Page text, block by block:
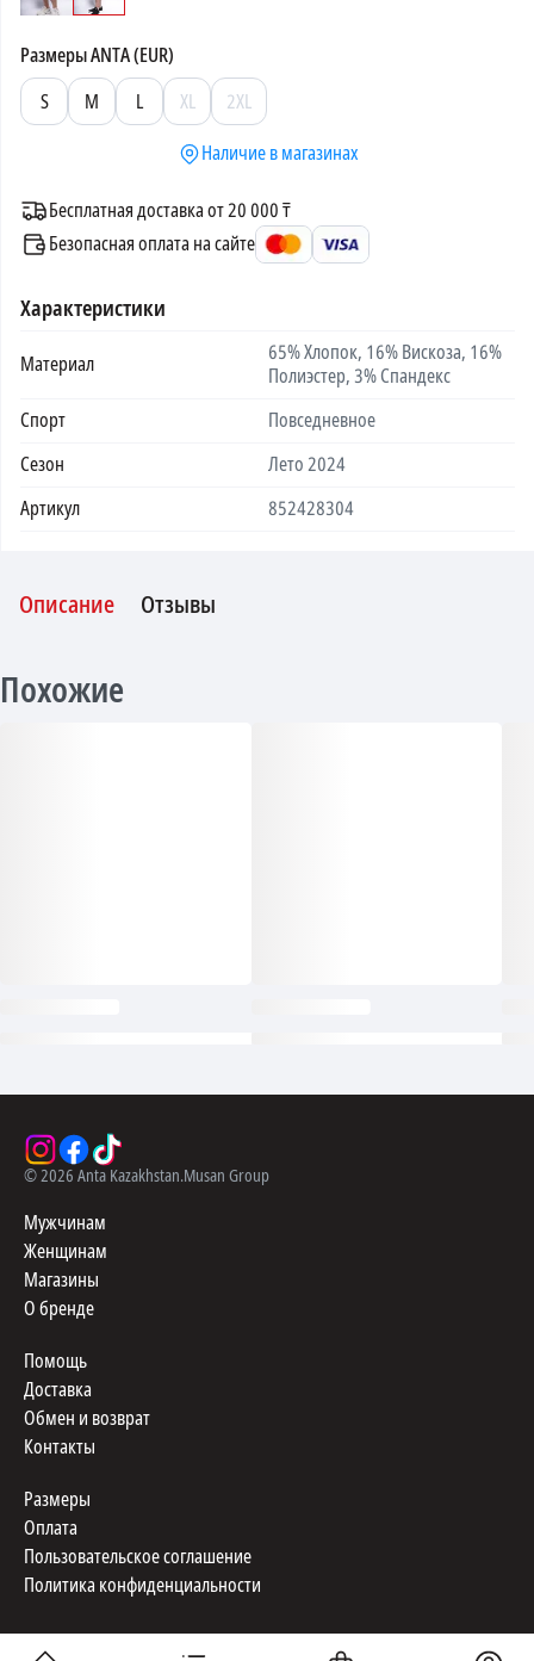
РазмерыANTA (EUR)
S
M L XL
2XL
Наличие в магазинах
Бесплатная доставка от 20 000 ₸
Безопасная оплата на сайте
Характеристики
Материал
65% Хлопок, 16% Вискоза, 16%
Полиэстер, 3% Спандекс
Спорт
Повседневное
Сезон
Лето 2024
Артикул
852428304
Описание Отзывы
Похожие
©2026 Anta Kazakhstan.Musan Group
Мужчинам
Женщинам
Магазины
О бренде
Помощь
Доставка
Обмен и возврат
Контакты
Размеры
Оплата
Пользовательское соглашение
Политика конфиденциальности